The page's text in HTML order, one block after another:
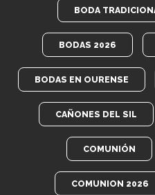
BODA
BODAS 2026
BODAS EN OURENSE
CAÑONES DEL SIL
COMUNIÓN
COMUNION 2026